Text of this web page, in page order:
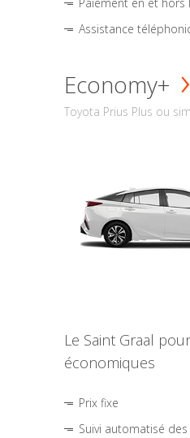
Assistance
Economy+
Toyota Prius Plus ou
Le Saint Graal
économiques
Prix fixe
Suivi automatisé des